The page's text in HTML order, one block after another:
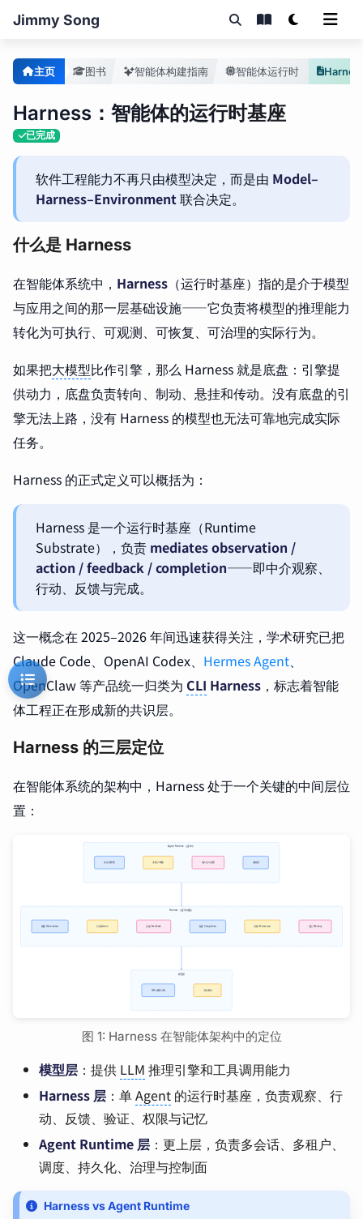
Jimmy Song
主页 图书 智能体构建指南 智能体运行时
Harness：智能体的运行时基座
已完成
软件工程能力不再只由模型决定，而是由 Model–
Harness–Environment联合决定。
什么是 Harness
在智能体系统中， Harness （运行时基座）指的是介于模型
与应用之间的那一层基础设施——它负责将模型的推理能力
转化为可执行、可观测、可恢复、可治理的实际行为。
如果把大模型比作引擎，那么 Harness 就是底盘：引擎提
供动力，底盘负责转向、制动、悬挂和传动。没有底盘的引
擎无法上路，没有 Harness 的模型也无法可靠地完成实际
任务。
Harness 的正式定义可以概括为：
Harness 是一个运行时基座（Runtime
Substrate），负责 mediates observation /
action / feedback / completion——即中介观察、
行动、反馈与完成。
这一概念在 2025–2026 年间迅速获得关注，学术研究已把
Claude Code、OpenAI Codex、 Hermes Agent
OpenClaw 等产品统一归类为 CLI Harness ，标志着智能
体工程正在形成新的共识层。
Harness 的三层定位
在智能体系统的架构中，Harness 处于一个关键的中间层位
置：
图 1: Harness 在智能体架构中的定位
模型层 ：提供 LLM 推理引擎和工具调用能力
Harness 层 ：单Agent 的运行时基座，负责观察、行
动、反馈、验证、权限与记忆
Agent Runtime 层 ：更上层，负责多会话、多租户、
调度、持久化、治理与控制面
Harness vs Agent Runtime